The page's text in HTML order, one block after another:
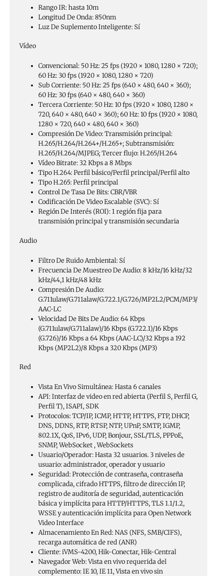
Rango IR:hasta 10m
Longitud De Onda:850nm
Luz De Suplemento Inteligente: Sí
Vídeo
Convencional: 50 Hz: 25 fps (1920 × 1080, 1280 × 720);
60 Hz: 30 fps (1920 × 1080, 1280 × 720)
Sub Corriente: 50 Hz: 25 fps (640 × 480, 640 × 360);
60 Hz: 30 fps (640 × 480, 640 × 360)
Tercera Corriente: 50 Hz: 10 fps (1920 × 1080, 1280 ×
720, 640 × 480, 640 × 360); 60 Hz: 10 fps (1920 × 1080,
1280 × 720, 640 × 480, 640 × 360)
Compresión De Video:Transmisión principal:
H.265/H.264/H.264+/H.265+; Subtransmisión:
H.265/H.264/MJPEG; Tercer flujo: H.265/H.264
Vídeo Bitrate:32 Kbps a 8 Mbps
Tipo H.264:Perfil básico/Perfil principal/Perfil alto
Tipo H.265:Perfil principal
Control De Tasa De Bits:CBR/VBR
Codificación De Video Escalable (SVC): Sí
Región De Interés (ROI):1 región fija para
transmisión principal y transmisión secundaria
Audio
Filtro De Ruido Ambiental: Sí
Frecuencia De Muestreo De Audio:8 kHz/16 kHz/32
kHz/44,1 kHz/48 kHz
Compresión De Audio:
G.711ulaw/G.711alaw/G.722.1/G.726/MP2L2/PCM/MP3/
AAC-LC
Velocidad De Bits De Audio:64 Kbps
(G.711ulaw/G.711alaw)/16 Kbps (G.722.1)/16 Kbps
(G.726)/16 Kbps a 64 Kbps (AAC-LC)/32 Kbps a 192
Kbps (MP2L2)/8 Kbps a 320 Kbps (MP3)
Red
Vista En Vivo Simultánea:Hasta 6 canales
API:Interfaz de video en red abierta (Perfil S, Perfil G,
Perfil T), ISAPI, SDK
Protocolos:TCP/IP, ICMP, HTTP, HTTPS, FTP, DHCP,
DNS, DDNS, RTP, RTSP, NTP, UPnP, SMTP, IGMP,
802.1X, QoS, IPv6, UDP, Bonjour, SSL/TLS, PPPoE,
SNMP, WebSocket , WebSockets
Usuario/Operador:Hasta 32 usuarios. 3 niveles de
usuario: administrador, operador y usuario
Seguridad:Protección de contraseña, contraseña
complicada, cifrado HTTPS, filtro de dirección IP,
registro de auditoría de seguridad, autenticación
básica y implícita para HTTP/HTTPS, TLS 1.1/1.2,
WSSE y autenticación implícita para Open Network
Video Interface
Almacenamiento En Red:NAS (NFS, SMB/CIFS),
recarga automática de red (ANR)
Cliente:iVMS-4200, Hik-Conectar, Hik-Central
Navegador Web:Vista en vivo requerida del
complemento: IE 10, IE 11, Vista en vivo sin